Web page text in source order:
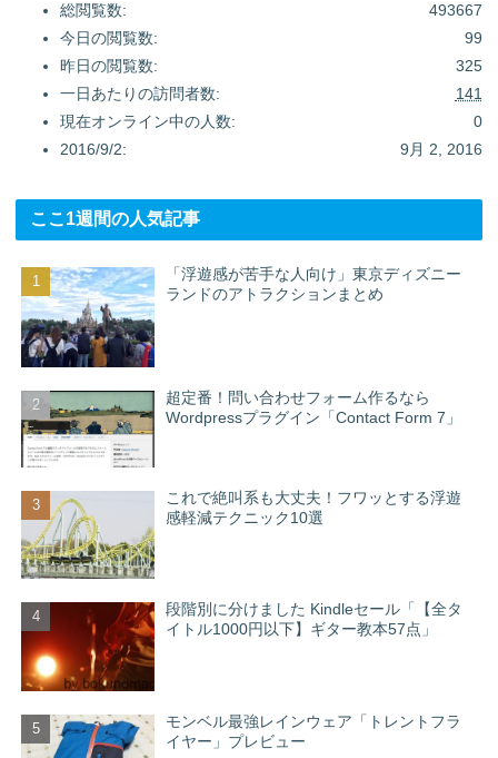
493667
総閲覧数:
99
今日の閲覧数:
325
昨日の閲覧数:
141
一日あたりの訪問者数:
0
現在オンライン中の人数:
9月 2, 2016
2016/9/2:
ここ1週間の人気記事
「浮遊感が苦手な人向け」東京ディズニー
ランドのアトラクションまとめ
超定番！問い合わせフォーム作るなら
Wordpressプラグイン「Contact Form 7」
これで絶叫系も大丈夫！フワッとする浮遊
感軽減テクニック10選
段階別に分けました Kindleセール「【全タ
イトル1000円以下】ギター教本57点」
モンベル最強レインウェア「トレントフラ
イヤー」プレビュー